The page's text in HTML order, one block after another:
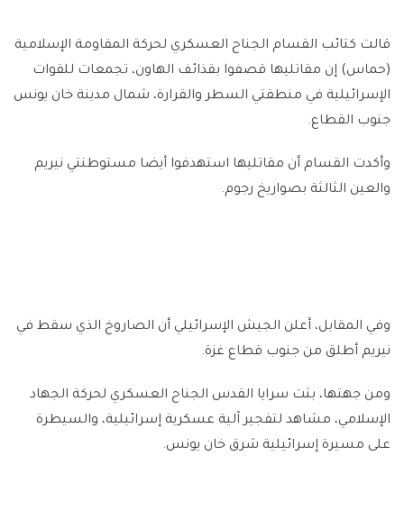
قالت كتائب القسام الجناح العسكري لحركة المقاومة الإسلامية
(حماس) إن مقاتليها قصفوا بقذائف الهاون، تجمعات للقوات
الإسرائيلية في منطقتي السطر والقرارة، شمال مدينة خان يونس
جنوب القطاع.
وأكدت القسام أن مقاتليها استهدفوا أيضا مستوطنتي نيريم
والعين الثالثة بصواريخ رجوم.
وفي المقابل، أعلن الجيش الإسرائيلي أن الصاروخ الذي سقط في
نيريم أطلق من جنوب قطاع غزة.
ومن جهتها، بثت سرايا القدس الجناح العسكري لحركة الجهاد
الإسلامي، مشاهد لتفجير آلية عسكرية إسرائيلية، والسيطرة
على مسيرة إسرائيلية شرق خان يونس.